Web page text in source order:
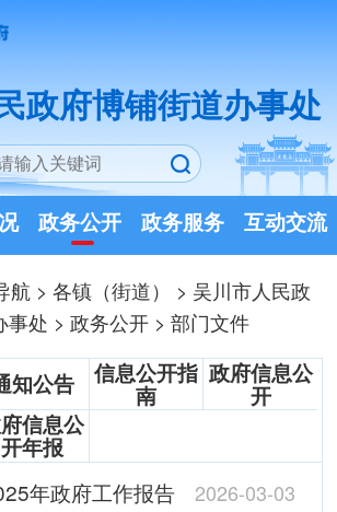
政府博铺街道办事处
政务公开 政务服务 互动交流
航 >各镇（街道） > 吴川市人民政
事处 >政务公开 >部门文件
知公告 信息公开指
南
政府信息公
开
信息公
开年报
年政府工作报告
2026-03-03